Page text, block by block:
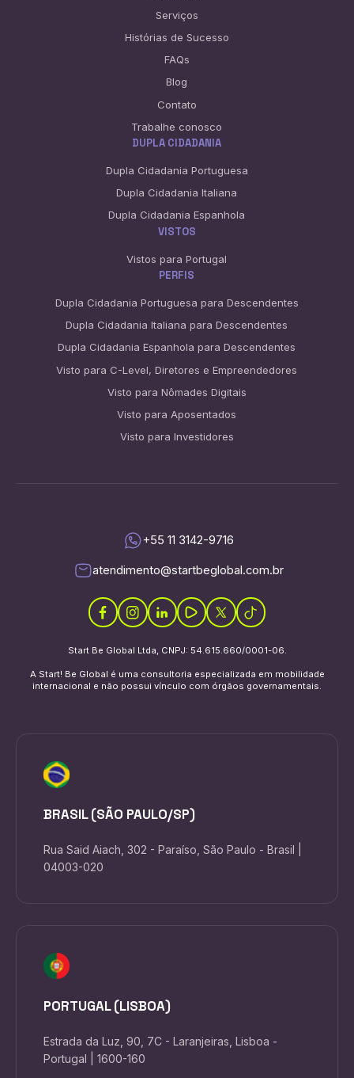
Serviços
Histórias de Sucesso
FAQs
Blog
Contato
Trabalhe conosco
DUPLA CIDADANIA
Dupla Cidadania Portuguesa
Dupla Cidadania Italiana
Dupla Cidadania Espanhola
VISTOS
Vistos para Portugal
PERFIS
Dupla Cidadania Portuguesa para Descendentes
Dupla Cidadania Italiana para Descendentes
Dupla Cidadania Espanhola para Descendentes
Visto para C-Level, Diretores e Empreendedores
Visto para Nômades Digitais
Visto para Aposentados
Visto para Investidores
+55 11 3142-9716
atendimento@startbeglobal.com.br
Start Be Global Ltda, CNPJ: 54.615.660/0001-06.
A Start! Be Global é uma consultoria especializada em mobilidade
internacional e não possui vínculo com órgãos governamentais.
BRASIL (SÃO PAULO/SP)
Rua Said Aiach, 302 - Paraíso, São Paulo - Brasil |
04003-020
PORTUGAL (LISBOA)
Estrada da Luz, 90, 7C - Laranjeiras, Lisboa -
Portugal | 1600-160